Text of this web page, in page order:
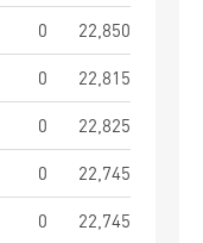
0
22,850
0
22,815
0
22,825
0
22,745
0
22,745